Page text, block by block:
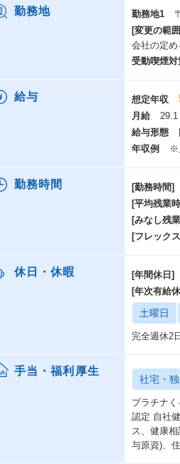
また、社
応じたキ
勤務地 勤務地1
[変更の範
会社の定め
受動喫煙対
給与 想定年収
月給
29.1
給与形態
年収例
※
勤務時間 [勤務時間]
[平均残業
[みなし残
[フレック
休日・休暇 [年間休日]
[年次有給
土曜日
完全週休2
手当・福利厚生
社宅・
プラチナ
認定 自社
ス、健康
与原資)、